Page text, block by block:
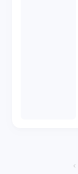
chevron_left